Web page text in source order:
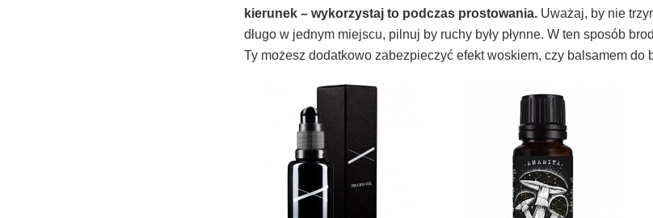
kierunek – wykorzystaj to podczas prostowania. Uważaj, by nie
długo w jednym miejscu, pilnuj by ruchy były płynne. W ten sposób
Ty możesz dodatkowo zabezpieczyć efekt woskiem, czy balsamem do